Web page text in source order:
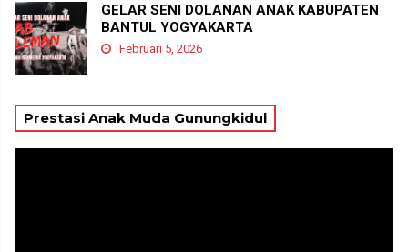
GELAR SENI DOLANAN ANAK KABUPATEN
BANTUL YOGYAKARTA
Februari 5, 2026
Prestasi Anak Muda Gunungkidul